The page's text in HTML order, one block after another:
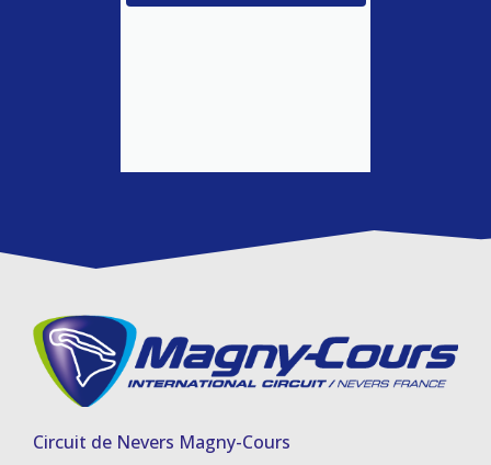
Circuit de Nevers Magny-Cours